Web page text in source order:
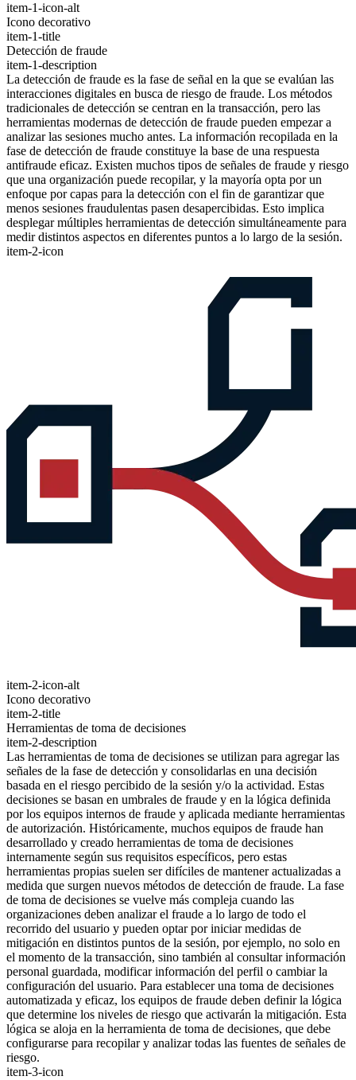
item-1-icon-alt
Icono decorativo
item-1-title
Detección de fraude
item-1-description
La detección de fraude es la fase de señal en la que se evalúan las
interacciones digitales en busca de riesgo de fraude. Los métodos
tradicionales de detección se centran en la transacción, pero las
herramientas modernas de detección de fraude pueden empezar a
analizar las sesiones mucho antes. La información recopilada en la
fase de detección de fraude constituye la base de una respuesta
antifraude eficaz. Existen muchos tipos de señales de fraude y riesgo
que una organización puede recopilar, y la mayoría opta por un
enfoque por capas para la detección con el fin de garantizar que
menos sesiones fraudulentas pasen desapercibidas. Esto implica
desplegar múltiples herramientas de detección simultáneamente para
medir distintos aspectos en diferentes puntos a lo largo de la sesión.
item-2-icon
item-2-icon-alt
Icono decorativo
item-2-title
Herramientas de toma de decisiones
item-2-description
Las herramientas de toma de decisiones se utilizan para agregar las
señales de la fase de detección y consolidarlas en una decisión
basada en el riesgo percibido de la sesión y/o la actividad. Estas
decisiones se basan en umbrales de fraude y en la lógica definida
por los equipos internos de fraude y aplicada mediante herramientas
de autorización. Históricamente, muchos equipos de fraude han
desarrollado y creado herramientas de toma de decisiones
internamente según sus requisitos específicos, pero estas
herramientas propias suelen ser difíciles de mantener actualizadas a
medida que surgen nuevos métodos de detección de fraude. La fase
de toma de decisiones se vuelve más compleja cuando las
organizaciones deben analizar el fraude a lo largo de todo el
recorrido del usuario y pueden optar por iniciar medidas de
mitigación en distintos puntos de la sesión, por ejemplo, no solo en
el momento de la transacción, sino también al consultar información
personal guardada, modificar información del perfil o cambiar la
configuración del usuario. Para establecer una toma de decisiones
automatizada y eficaz, los equipos de fraude deben definir la lógica
que determine los niveles de riesgo que activarán la mitigación. Esta
lógica se aloja en la herramienta de toma de decisiones, que debe
configurarse para recopilar y analizar todas las fuentes de señales de
riesgo.
item-3-icon